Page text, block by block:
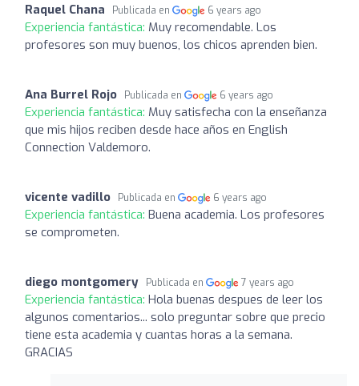
Raquel Chana Publicada en 6 years ago
Experiencia fantástica: Muy recomendable. Los
profesores son muy buenos, los chicos aprenden bien.
Ana Burrel Rojo Publicada en 6 years ago
Experiencia fantástica: Muy satisfecha con la enseñanza
que mis hijos reciben desde hace años en English
Connection Valdemoro.
vicente vadillo Publicada en 6 years ago
Experiencia fantástica: Buena academia. Los profesores
se comprometen.
diego montgomery Publicada en 7 years ago
Experiencia fantástica: Hola buenas despues de leer los
algunos comentarios... solo preguntar sobre que precio
tiene esta academia y cuantas horas a la semana.
GRACIAS